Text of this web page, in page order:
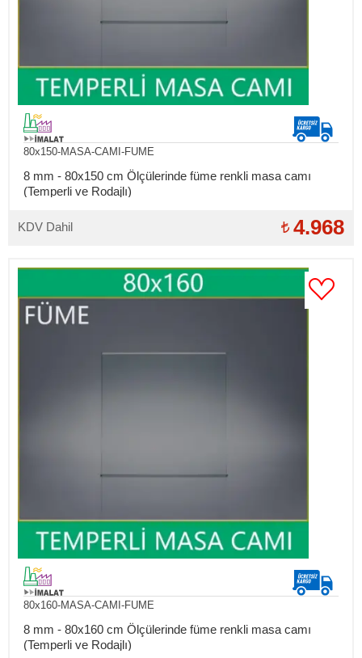
80x150-MASA-CAMI-FUME
8 mm - 80x150 cm Ölçülerinde füme renkli masa camı
(Temperli ve Rodajlı)
KDV Dahil 4.968
80x160-MASA-CAMI-FUME
8 mm - 80x160 cm Ölçülerinde füme renkli masa camı
(Temperli ve Rodajlı)